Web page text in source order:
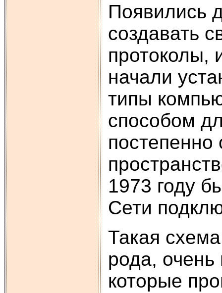
Появились
создавать
протоколы,
начали
типы
способом
1973 году
Сети
Такая
рода,
которые